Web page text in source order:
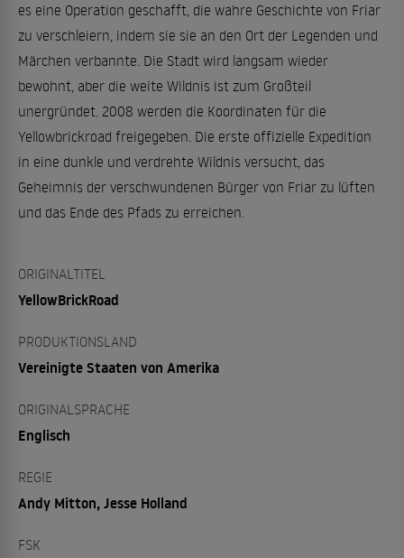
es eine Operation geschafft, die wahre Geschichte von Friar
zu verschleiern, indem sie sie an den Ort der Legenden und
Märchen verbannte. Die Stadt wird langsam wieder
bewohnt, aber die weite Wildnis ist zum Großteil
unergründet. 2008 werden die Koordinaten für die
Yellowbrickroad freigegeben. Die erste offizielle Expedition
in eine dunkle und verdrehte Wildnis versucht, das
Geheimnis der verschwundenen Bürger von Friar zu lüften
und das Ende des Pfads zu erreichen.
ORIGINALTITEL
YellowBrickRoad
PRODUKTIONSLAND
Vereinigte Staaten von Amerika
ORIGINALSPRACHE
Englisch
REGIE
Andy Mitton, Jesse Holland
FSK